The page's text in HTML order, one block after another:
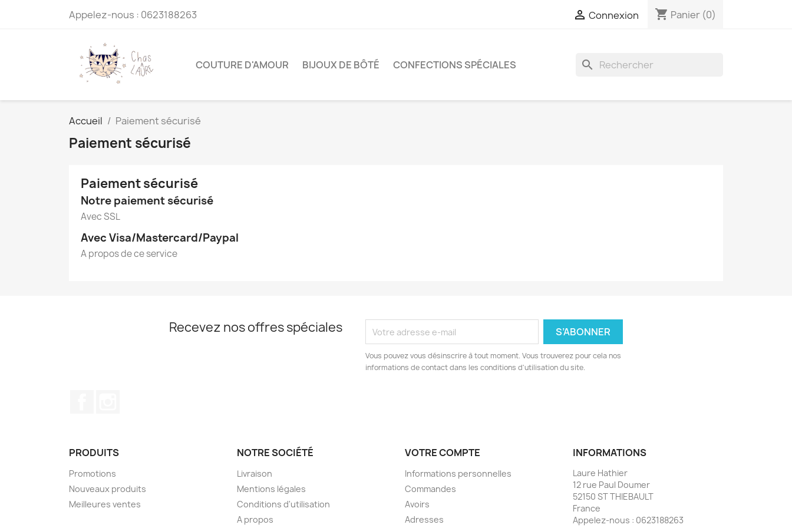
Appelez-nous : 0623188263  Connexion shopping_cart Panier (0)
COUTURE D'AMOUR BIJOUX DE BÔTÉ CONFECTIONS SPÉCIALES search
Accueil Paiement sécurisé
Paiement sécurisé
Paiement sécurisé
Notre paiement sécurisé
Avec SSL
Avec Visa/Mastercard/Paypal
A propos de ce service
Recevez nos offres spéciales
Vous pouvez vous désinscrire à tout moment. Vous trouverez pour cela nos
informations de contact dans les conditions d'utilisation du site.
PRODUITS
Promotions
Nouveaux produits
Meilleures ventes
NOTRE SOCIÉTÉ
Livraison
Mentions légales
Conditions d'utilisation
A propos
VOTRE COMPTE
Informations personnelles
Commandes
Avoirs
Adresses
INFORMATIONS
Laure Hathier
12 rue Paul Doumer
52150 ST THIEBAULT
France
Appelez-nous : 0623188263